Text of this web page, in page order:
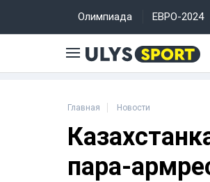
Олимпиада ЕВРО-2024
Главная Новости
пара-